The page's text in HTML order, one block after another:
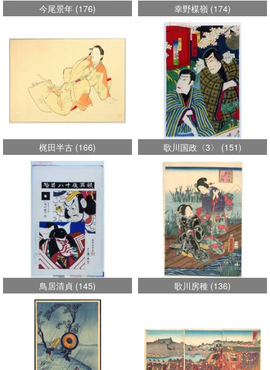
今尾景年 (176) 幸野楳嶺 (174)
梶田半古 (166) 歌川国政〈3〉 (151)
鳥居清貞 (145) 歌川房種 (136)